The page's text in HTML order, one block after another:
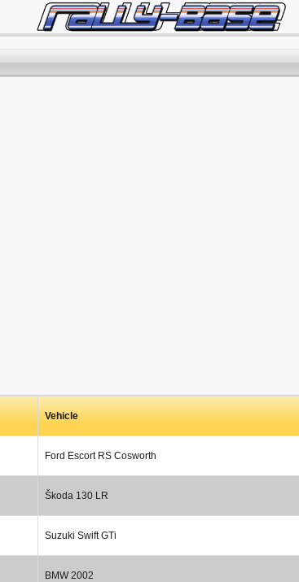
Vehicle
Ford Escort RS Cosworth
Škoda 130 LR
Suzuki Swift GTi
BMW 2002